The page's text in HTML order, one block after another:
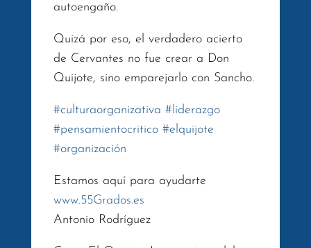
autoengaño.
Quizá por eso, el verdadero acierto
de Cervantes no fue crear a Don
Quijote, sino emparejarlo con Sancho.
#culturaorganizativa #liderazgo
#pensamientocritico #elquijote
#organización
Estamos aquí para ayudarte
www.55Grados.es
Antonio Rodríguez